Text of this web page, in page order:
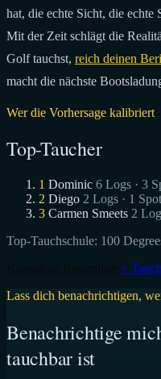
hat, die echte Sicht, die
Mit der Zeit schlägt die
Golf tauchst, reich deinen
macht die nächste
Wer die Vorhersage kalibriert
Top-Taucher
1 Dominic 6 Logs · 3
2 Diego 2 Logs · 1
3 Carmen Smeets 2
Top-Tauchschule: 100
+
Lass dich benachrichtigen,
Benachrichtige
tauchbar ist